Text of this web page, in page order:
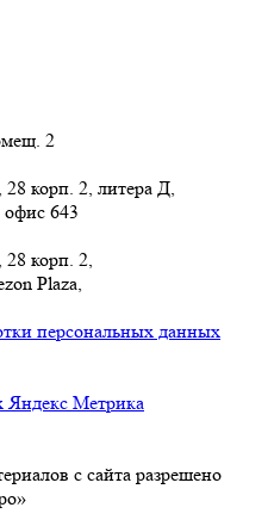
2
корп. 2, литера Д,
643
корп. 2,
Plaza,
персональных данных
Яндекс Метрика
с сайта разрешено